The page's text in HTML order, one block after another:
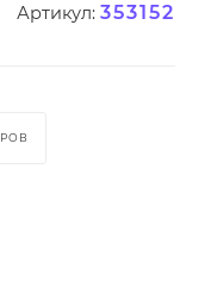
Артикул: 353152